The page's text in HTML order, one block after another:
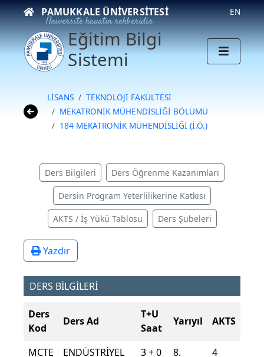
PAMUKKALE ÜNIVERSITESI
Üniversite hayatın rehberidir
EN
Eğitim Bilgi
Sistemi
LİSANS
TEKNOLOJİ FAKÜLTESİ
MEKATRONİK MÜHENDİSLİĞİ BÖLÜMÜ
184 MEKATRONİK MÜHENDİSLİĞİ (İ.Ö.)
Ders Bilgileri Ders Öğrenme Kazanımları
Dersin Program Yeterlilikerine Katkısı
AKTS / İş Yükü Tablosu Ders Şubeleri
Yazdır
DERS BİLGİLERİ
Ders
Kod
Ders Ad
T+U
Saat
Yarıyıl AKTS
MCTE
ENDÜSTRİYEL
3 + 0
8.
4